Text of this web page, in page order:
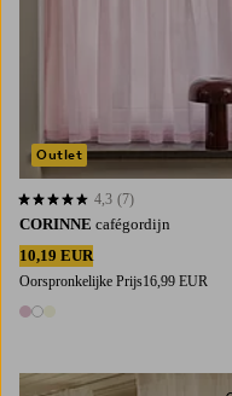
CORINNE cafégordijn
10,19 EUR
Oorspronkelijke Prijs16,99 EUR
3 kleuren
4,3 op basis van 7 beoordelingen
4,3 (7)
Outlet